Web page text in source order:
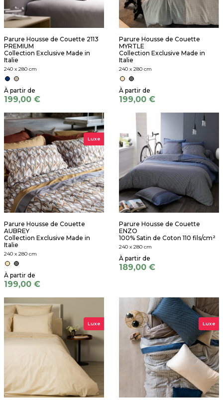
Parure Housse de Couette 2113
PREMIUM
Collection Exclusive Made in
Italie
240 x 280 cm
199,00 €
Parure Housse de Couette
MYRTLE
Collection Exclusive Made in
Italie
240 x 280 cm
199,00 €
Luxe
Parure Housse de Couette
AUBREY
Collection Exclusive Made in
Italie
240 x 280 cm
199,00 €
Parure Housse de Couette
ENZO
100% Satin de Coton 110 fils/cm²
240 x 280 cm
189,00 €
Luxe Luxe